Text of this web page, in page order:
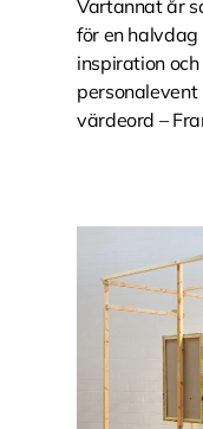
Vartannat år
för en halvdag
inspiration
värdeord –